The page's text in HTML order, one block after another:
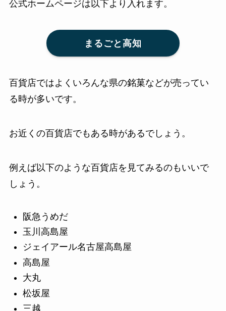
公式ホームページは以下より入れます。
まるごと高知
百貨店ではよくいろんな県の銘菓などが売ってい
る時が多いです。
お近くの百貨店でもある時があるでしょう。
例えば以下のような百貨店を見てみるのもいいで
しょう。
阪急うめだ
玉川高島屋
ジェイアール名古屋高島屋
高島屋
大丸
松坂屋
三越